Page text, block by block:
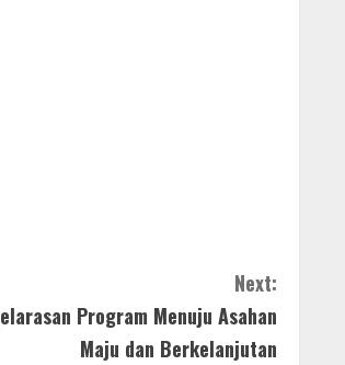
Next:
Program Menuju Asahan
Maju dan Berkelanjutan